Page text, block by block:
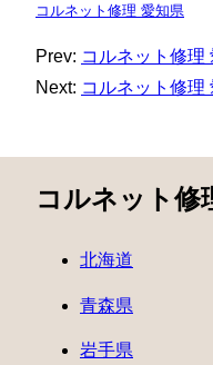
コルネット修理 愛知県
Prev: コルネット修理
Next: コルネット修理
コルネット修
北海道
青森県
岩手県